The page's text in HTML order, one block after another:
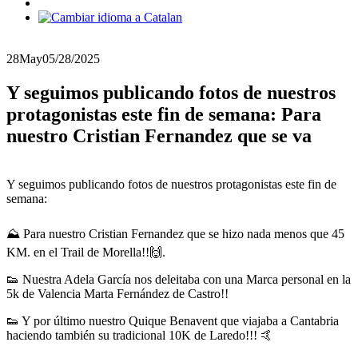
28May05/28/2025
Y seguimos publicando fotos de nuestros
protagonistas este fin de semana: Para
nuestro Cristian Fernandez que se va
Y seguimos publicando fotos de nuestros protagonistas este fin de
semana:
⛰️ Para nuestro Cristian Fernandez que se hizo nada menos que 45
KM. en el Trail de Morella!!🙌.
👟 Nuestra Adela García nos deleitaba con una Marca personal en la
5k de Valencia Marta Fernández de Castro!!
👟 Y por último nuestro Quique Benavent que viajaba a Cantabria
haciendo también su tradicional 10K de Laredo!!! 🤙